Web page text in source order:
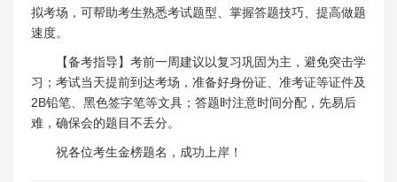
拟考场，可帮助考生熟悉考试题型、掌握答题技巧、提高做题
速度。
【备考指导】考前一周建议以复习巩固为主，避免突击学
习；考试当天提前到达考场，准备好身份证、准考证等证件及
2B铅笔、黑色签字笔等文具；答题时注意时间分配，先易后
难，确保会的题目不丢分。
祝各位考生金榜题名，成功上岸！